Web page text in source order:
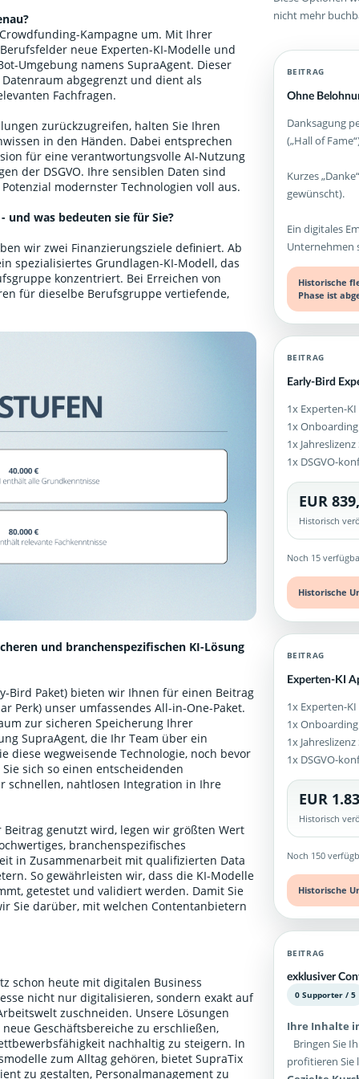
Kampagne um. Mit Ihrer
neue Experten-KI-Modelle und
Umgebung namens SupraAgent. Dieser
abgegrenzt und dient als
Fachfragen.
zurückzugreifen, halten Sie Ihren
in den Händen. Dabei entsprechen
für eine verantwortungsvolle AI-Nutzung
der DSGVO. Ihre sensiblen Daten sind
modernster Technologien voll aus.
und was bedeuten sie für Sie?
wir zwei Finanzierungsziele definiert. Ab
spezialisiertes Grundlagen-KI-Modell, das
konzentriert. Bei Erreichen von
für dieselbe Berufsgruppe vertiefende,
und branchenspezifischen KI-Lösung
Bird Paket) bieten wir Ihnen für einen Beitrag
Perk) unser umfassendes All-in-One-Paket.
zur sicheren Speicherung Ihrer
SupraAgent, die Ihr Team über ein
diese wegweisende Technologie, noch bevor
sich so einen entscheidenden
schnellen, nahtlosen Integration in Ihre
genutzt wird, legen wir größten Wert
branchenspezifisches
in Zusammenarbeit mit qualifizierten Data
So gewährleisten wir, dass die KI-Modelle
getestet und validiert werden. Damit Sie
Sie darüber, mit welchen Contentanbietern
schon heute mit digitalen Business
nicht nur digitalisieren, sondern exakt auf
zuschneiden. Unsere Lösungen
Geschäftsbereiche zu erschließen,
nachhaltig zu steigern. In
zum Alltag gehören, bietet SupraTix
zu gestalten, Personalmanagement zu
nicht mehr
BEITRAG
Ohne
Danksagung
(„Hall of
Kurzes
gewünscht).
Ein digitales
Unternehmen
Historische
Phase ist
BEITRAG
Early-Bird
1x Experten-
1x
1x
1x DSGVO-
EUR
Historisch
Noch 15
Historische
BEITRAG
Experten-KI
1x Experten-
1x
1x
1x DSGVO-
EUR
Historisch
Noch 150
Historische
BEITRAG
exklusiver
0 Supporter / 5
Ihre Inhalte
Bringen Sie
profitieren Sie